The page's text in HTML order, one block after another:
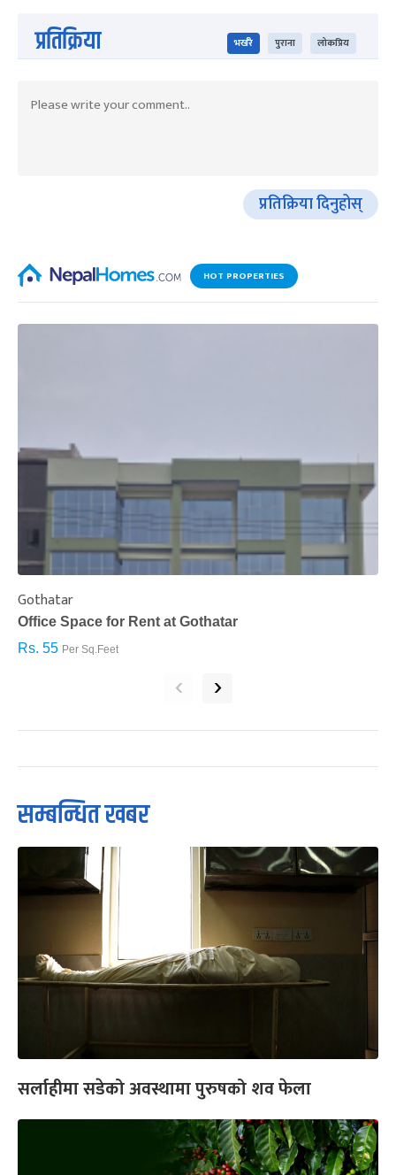
प्रतिक्रिया भर्खरै पुराना लोकप्रिय
प्रतिक्रिया दिनुहोस्
HOT PROPERTIES
Gothatar
Office Space for Rent at Gothatar
Rs. 55 Per Sq.Feet
‹ ›
सम्बन्धित खबर
सर्लाहीमा सडेको अवस्थामा पुरुषको शव फेला